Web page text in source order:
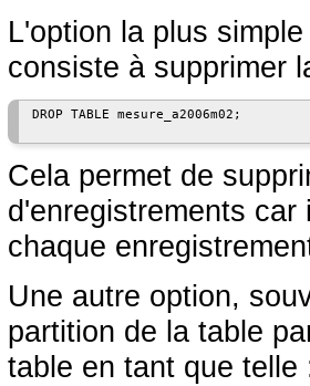
L'option la plus
consiste à supprimer
DROP TABLE mesure_a2006m02;
Cela permet de
d'enregistrements
chaque
Une autre option,
partition de la table
table en tant que telle